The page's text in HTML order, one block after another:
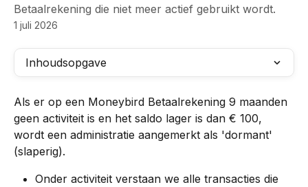
Betaalrekening die niet meer actief gebruikt wordt.
1 juli 2026
Inhoudsopgave
Als er op een Moneybird Betaalrekening 9 maanden
geen activiteit is en het saldo lager is dan € 100,
wordt een administratie aangemerkt als 'dormant'
(slaperig).
Onder activiteit verstaan we alle transacties die